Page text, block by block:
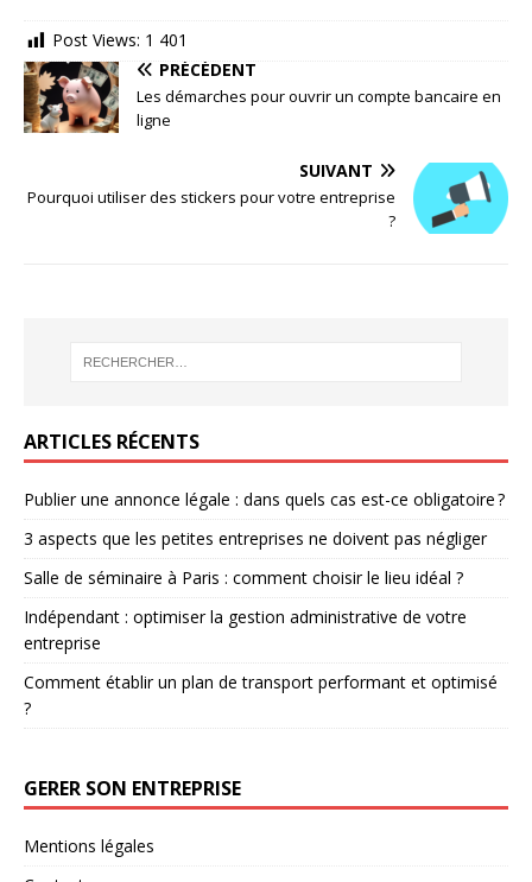
Post Views: 1 401
PRÉCÉDENT
Les démarches pour ouvrir un compte bancaire en
ligne
SUIVANT
Pourquoi utiliser des stickers pour votre entreprise
?
ARTICLES RÉCENTS
Publier une annonce légale : dans quels cas est-ce obligatoire ?
3 aspects que les petites entreprises ne doivent pas négliger
Salle de séminaire à Paris : comment choisir le lieu idéal ?
Indépendant : optimiser la gestion administrative de votre
entreprise
Comment établir un plan de transport performant et optimisé
?
GERER SON ENTREPRISE
Mentions légales